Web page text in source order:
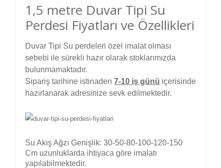
1,5 metre Duvar Tipi Su
Perdesi Fiyatları ve Özellikleri
Duvar Tipi Su perdeleri özel imalat olması
sebebi ile sürekli hazır olarak stoklarımızda
bulunmamaktadır.
Sipariş tarihine istinaden 7-10 iş günü içerisinde
hazırlanarak adresinize sevk edilmektedir.
Su Akış Ağzı Genişlik: 30-50-80-100-120-150
Cm uzunluklarda ihtiyaca göre imalatı
yapılabilmektedir.